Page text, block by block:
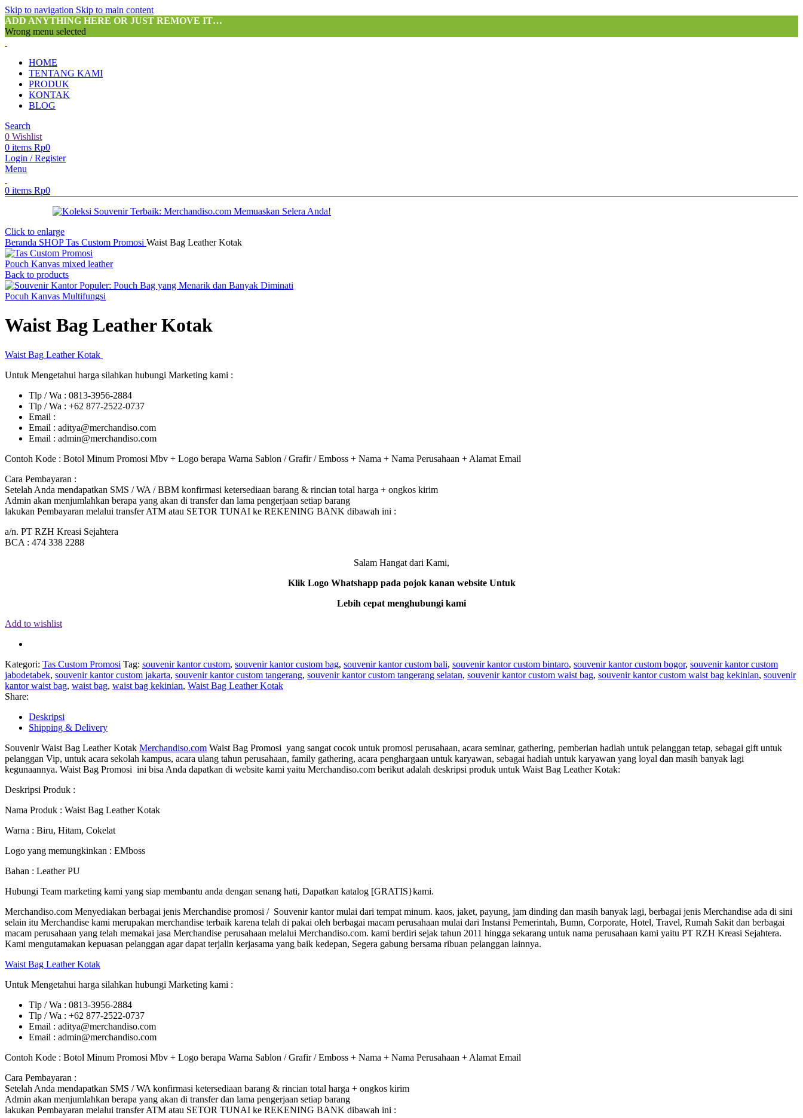
Skip to navigation Skip to main content
ADD ANYTHING HERE OR JUST REMOVE IT…
Wrong menu selected
HOME
TENTANG KAMI
PRODUK
KONTAK
BLOG
Search
0 Wishlist
0 items Rp0
Login / Register
Menu
0 items Rp0
Click to enlarge
Beranda SHOPTas Custom Promosi Waist Bag Leather Kotak
Pouch Kanvas mixed leather
Back to products
Pocuh Kanvas Multifungsi
Waist Bag Leather Kotak
Waist Bag Leather Kotak
Untuk Mengetahui harga silahkan hubungi Marketing kami :
Tlp / Wa : 0813-3956-2884
Tlp / Wa : +62 877-2522-0737
Email :
Email : aditya@merchandiso.com
Email : admin@merchandiso.com
Contoh Kode : Botol Minum Promosi Mbv + Logo berapa Warna Sablon / Grafir / Emboss + Nama + Nama Perusahaan + Alamat Email
Cara Pembayaran :
Setelah Anda mendapatkan SMS / WA / BBM konfirmasi ketersediaan barang & rincian total harga + ongkos kirim
Admin akan menjumlahkan berapa yang akan di transfer dan lama pengerjaan setiap barang
lakukan Pembayaran melalui transfer ATM atau SETOR TUNAI ke REKENING BANK dibawah ini :
a/n. PT RZH Kreasi Sejahtera
BCA : 474 338 2288
Salam Hangat dari Kami,
Klik Logo Whatshapp pada pojok kanan website Untuk
Lebih cepat menghubungi kami
Add to wishlist
Kategori: Tas Custom Promosi Tag: souvenir kantor custom, souvenir kantor custom bag, souvenir kantor custom bali, souvenir kantor custom bintaro, souvenir kantor custom bogor, souvenir kantor custom
jabodetabek, souvenir kantor custom jakarta, souvenir kantor custom tangerang, souvenir kantor custom tangerang selatan, souvenir kantor custom waist bag, souvenir kantor custom waist bag kekinian, souvenir
kantor waist bag, waist bag, waist bag kekinian, Waist Bag Leather Kotak
Share:
Deskripsi
Shipping & Delivery
SouvenirWaist Bag Leather Kotak Merchandiso.com Waist Bag Promosi yang sangat cocok untuk promosi perusahaan, acara seminar, gathering, pemberian hadiah untuk pelanggan tetap, sebagai gift untuk
pelanggan Vip, untuk acara sekolah kampus, acara ulang tahun perusahaan, family gathering, acara penghargaan untuk karyawan, sebagai hadiah untuk karyawan yang loyal dan masih banyak lagi
kegunaannya. Waist Bag Promosi ini bisa Anda dapatkan di website kami yaitu Merchandiso.com berikut adalah deskripsi produk untuk Waist Bag Leather Kotak:
Deskripsi Produk :
Nama Produk : Waist Bag Leather Kotak
Warna : Biru, Hitam, Cokelat
Logo yang memungkinkan : EMboss
Bahan : Leather PU
Hubungi Team marketing kami yang siap membantu anda dengan senang hati, Dapatkan katalog [GRATIS}kami.
Merchandiso.com Menyediakan berbagai jenis Merchandise promosi / Souvenir kantor mulai dari tempat minum. kaos, jaket, payung, jam dinding dan masih banyak lagi, berbagai jenis Merchandise ada di sini
selain itu Merchandise kami merupakan merchandise terbaik karena telah di pakai oleh berbagai macam perusahaan mulai dari Instansi Pemerintah, Bumn, Corporate, Hotel, Travel, Rumah Sakit dan berbagai
macam perusahaan yang telah memakai jasa Merchandise perusahaan melalui Merchandiso.com. kami berdiri sejak tahun 2011 hingga sekarang untuk nama perusahaan kami yaitu PT RZH Kreasi Sejahtera.
Kami mengutamakan kepuasan pelanggan agar dapat terjalin kerjasama yang baik kedepan, Segera gabung bersama ribuan pelanggan lainnya.
Waist Bag Leather Kotak
Untuk Mengetahui harga silahkan hubungi Marketing kami :
Tlp / Wa : 0813-3956-2884
Tlp / Wa : +62 877-2522-0737
Email : aditya@merchandiso.com
Email : admin@merchandiso.com
Contoh Kode : Botol Minum Promosi Mbv + Logo berapa Warna Sablon / Grafir / Emboss + Nama + Nama Perusahaan + Alamat Email
Cara Pembayaran :
Setelah Anda mendapatkan SMS / WA konfirmasi ketersediaan barang & rincian total harga + ongkos kirim
Admin akan menjumlahkan berapa yang akan di transfer dan lama pengerjaan setiap barang
lakukan Pembayaran melalui transfer ATM atau SETOR TUNAI ke REKENING BANK dibawah ini :